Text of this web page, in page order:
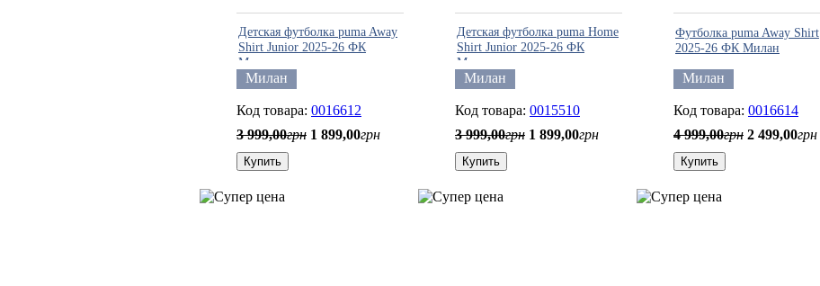
Детская футболка puma Away
Shirt Junior 2025-26 ФК
Милан
Милан
0016612
3 999,00грн 1 899,00грн
Купить
Детская футболка puma Home
Shirt Junior 2025-26 ФК
Милан
Милан
0015510
3 999,00грн 1 899,00грн
Купить
Футболка puma Away Shirt
2025-26 ФК Милан
Милан
0016614
4 999,00грн 2 499,00грн
Купить